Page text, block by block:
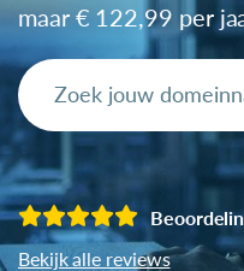
maar € 122,99 per
Bekijk alle reviews